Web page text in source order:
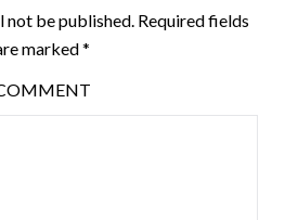
not be published. Required fields
marked*